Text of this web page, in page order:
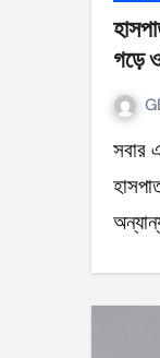
গড়ে
সবার একটাই চিন্তা ছিল কী করে একটি পূর্ণাঙ্গ